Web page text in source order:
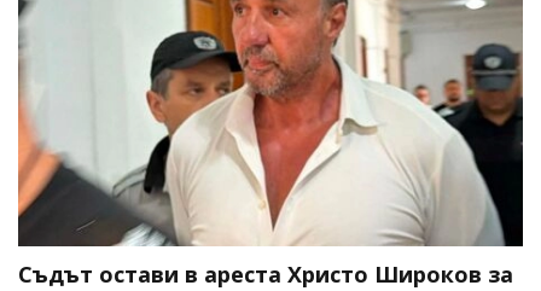
Съдът остави в ареста Христо Широков за